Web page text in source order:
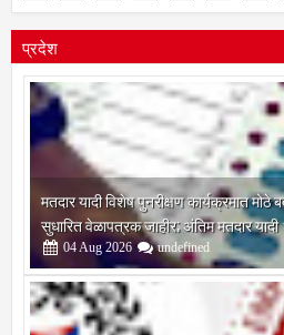
प्रदेश
मतदार यादी विशेष पुनरीक्षण कार्यक्रमात
सुधारित वेळापत्रक जाहीर; अंतिम मतदार
04 Aug 2026 undefined